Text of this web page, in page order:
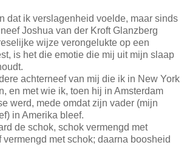
dat ik verslagenheid voelde, maar sinds
Joshua van der Kroft Glanzberg
wijze verongelukte op een
is het die emotie die mij uit mijn slaap
achterneef van mij die ik in New York
en met wie ik, toen hij in Amsterdam
werd, mede omdat zijn vader (mijn
in Amerika bleef.
de schok, schok vermengd met
met schok; daarna boosheid